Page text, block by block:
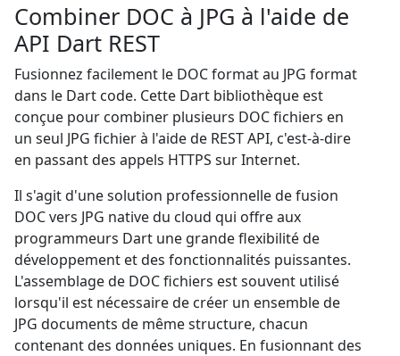
Combiner DOC à JPG à l'aide de
API Dart REST
Fusionnez facilement le DOC format au JPG format
dans le Dart code. Cette Dart bibliothèque est
conçue pour combiner plusieurs DOC fichiers en
un seul JPG fichier à l'aide de REST API, c'est-à-dire
en passant des appels HTTPS sur Internet.
Il s'agit d'une solution professionnelle de fusion
DOC vers JPG native du cloud qui offre aux
programmeurs Dart une grande flexibilité de
développement et des fonctionnalités puissantes.
L'assemblage de DOC fichiers est souvent utilisé
lorsqu'il est nécessaire de créer un ensemble de
JPG documents de même structure, chacun
contenant des données uniques. En fusionnant des